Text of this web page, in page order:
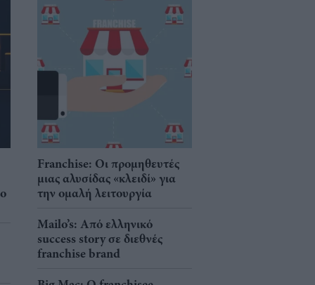
Franchise: Οι προμηθευτές
μιας αλυσίδας «κλειδί» για
την ομαλή λειτουργία
Mailo’s: Από ελληνικό
success story σε διεθνές
franchise brand